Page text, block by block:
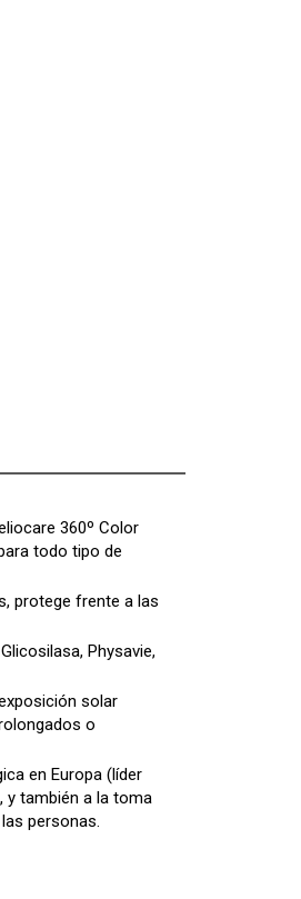
360º Color
todo tipo de
protege frente a las
Physavie,
solar
o
en Europa (líder
y también a la toma
personas.